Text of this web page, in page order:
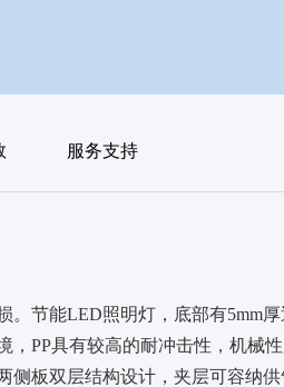
服务支持
。节能LED照明灯，底部有5mm
，PP具有较高的耐冲击性，机械
侧板双层结构设计，夹层可容纳